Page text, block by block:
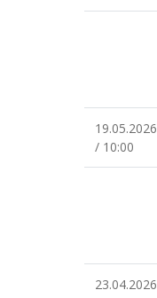
19.05.2026
/ 10:00
23.04.2026